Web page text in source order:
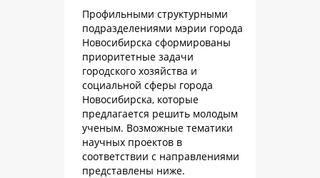
Профильными структурными
подразделениями мэрии города
Новосибирска сформированы
приоритетные задачи
городского хозяйства и
социальной сферы города
Новосибирска, которые
предлагается решить молодым
ученым. Возможные тематики
научных проектов в
соответствии с направлениями
представлены ниже.